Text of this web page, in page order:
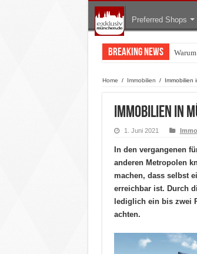
Preferred Shops
Breaking News BMW
Home / Immobilien / Immobilien
Immobilien in
1. Juni 2021
In den vergangenen
anderen Metropolen
machen, dass selbst
erreichbar ist. Durch
lediglich ein bis zwei
achten.